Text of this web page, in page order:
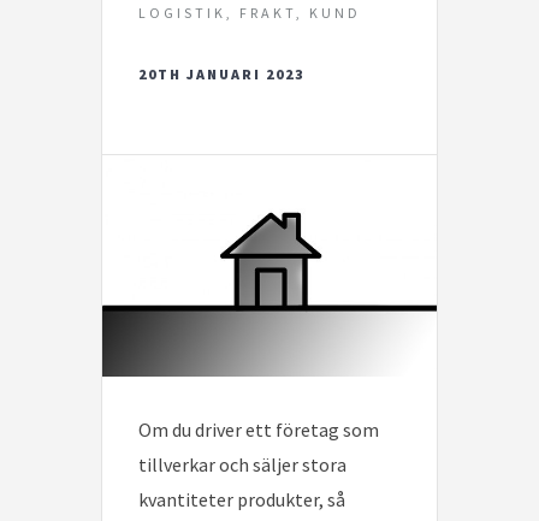
LOGISTIK, FRAKT, KUND
20TH JANUARI 2023
Om du driver ett företag som
tillverkar och säljer stora
kvantiteter produkter, så